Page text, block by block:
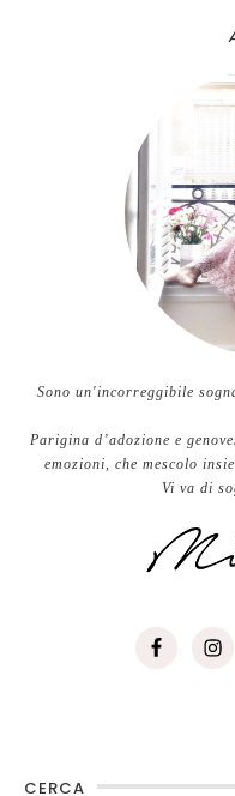
Sono un'incorreggibile
Parigina d’adozione e
emozioni, che mescolo
Vi va di
CERCA